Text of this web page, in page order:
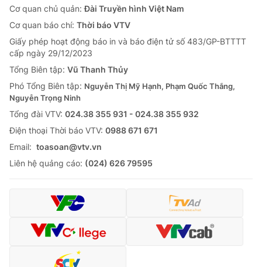
Cơ quan chủ quản:Đài Truyền hình Việt Nam
Cơ quan báo chí: Thời báo VTV
Giấy phép hoạt động báo in và báo điện tử số 483/GP-BTTTT
cấp ngày 29/12/2023
Tổng Biên tập: Vũ Thanh Thủy
Phó Tổng Biên tập: Nguyễn Thị Mỹ Hạnh, Phạm Quốc Thắng,
Nguyễn Trọng Ninh
Tổng đài VTV: 024.38 355 931 - 024.38 355 932
Ðiện thoại Thời báo VTV: 0988 671 671
Email: toasoan@vtv.vn
Liên hệ quảng cáo: (024) 626 79595